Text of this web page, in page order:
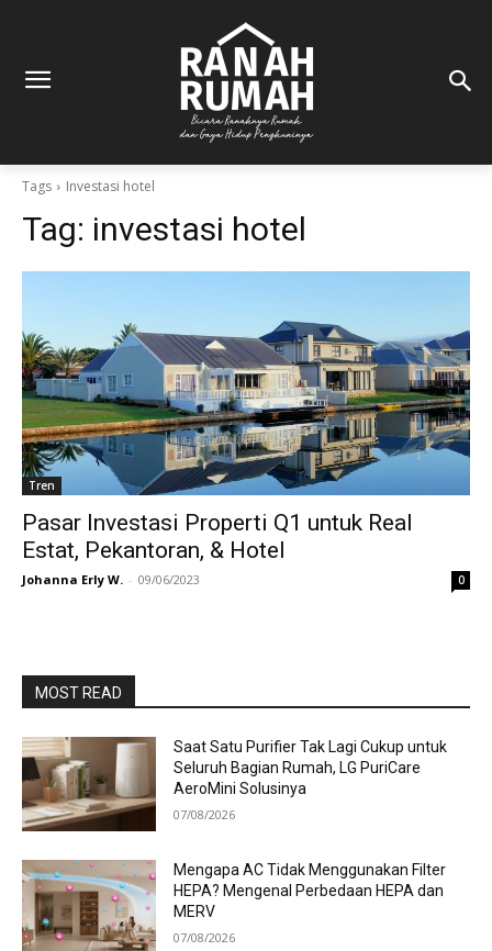
Tags Investasi hotel
Tag: investasi hotel
Tren
Pasar Investasi Properti Q1 untuk Real
Estat, Pekantoran, & Hotel
Johanna Erly W. - 09/06/2023 0
MOST READ
Saat Satu Purifier Tak Lagi Cukup untuk
Seluruh Bagian Rumah, LG PuriCare
AeroMini Solusinya
07/08/2026
Mengapa AC Tidak Menggunakan Filter
HEPA? Mengenal Perbedaan HEPA dan
MERV
07/08/2026